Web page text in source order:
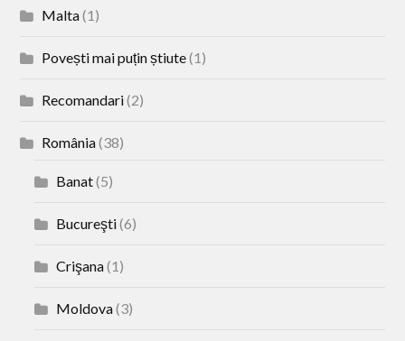
Malta(1)
Povești mai puțin știute(1)
Recomandari(2)
România(38)
Banat(5)
Bucureşti(6)
Crişana(1)
Moldova(3)